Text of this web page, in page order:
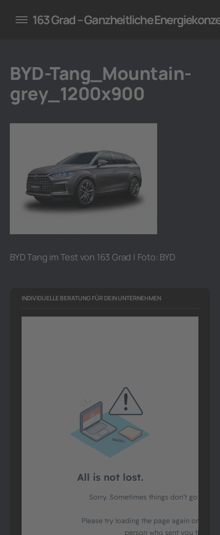
für Unternehmen
163 Grad – Ganzheitliche
BYD-Tang_Mountain-
grey_1200x900
BYD Tang im Test von 163 Grad | Foto: BYD
INDIVIDUELLE BERATUNG FÜR DEIN UNTERNEHMEN